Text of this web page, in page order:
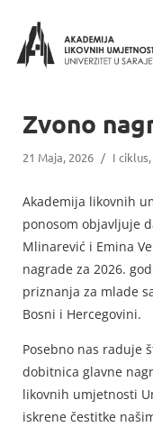
Zvono
21 Maja, 2026 / I ciklus,
Akademija likovnih
ponosom objavljuje
Mlinarević i Emina
nagrade za 2026.
priznanja za mlade
Bosni i Hercegovini.
Posebno nas raduje
dobitnica glavne
likovnih umjetnosti
iskrene čestitke